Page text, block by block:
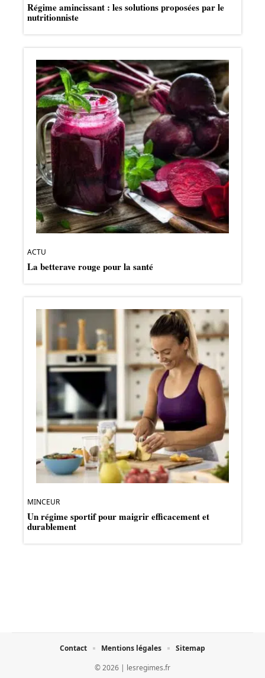
Régime amincissant : les solutions proposées par le
nutritionniste
ACTU
La betterave rouge pour la santé
MINCEUR
Un régime sportif pour maigrir efficacement et
durablement
© 2026 | lesregimes.fr
Contact Mentions légales Sitemap